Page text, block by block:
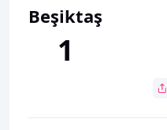
Beşiktaş
1